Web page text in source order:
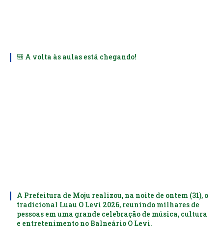
🎒 A volta às aulas está chegando!
A Prefeitura de Moju realizou, na noite de ontem (31), o
tradicional Luau O Levi 2026, reunindo milhares de
pessoas em uma grande celebração de música, cultura
e entretenimento no Balneário O Levi.